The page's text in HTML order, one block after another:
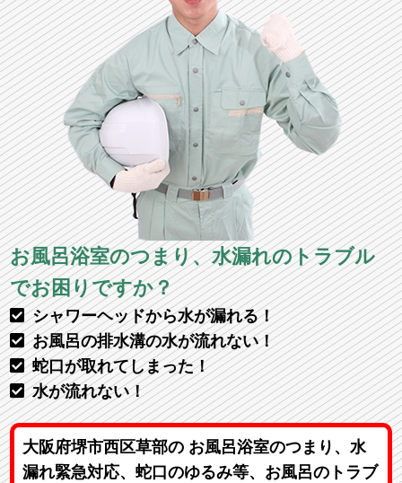
お風呂浴室のつまり、水漏れのトラブル
でお困りですか？
シャワーヘッドから水が漏れる！
お風呂の排水溝の水が流れない！
蛇口が取れてしまった！
水が流れない！
大阪府堺市西区草部の お風呂浴室のつまり、水
漏れ緊急対応、蛇口のゆるみ等、お風呂のトラブ